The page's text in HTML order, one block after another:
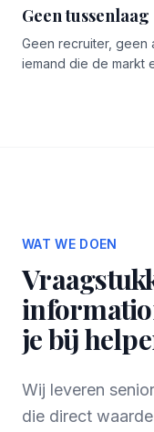
Geen tussenlaag
Geen recruiter, geen
iemand die de markt
WAT WE DOEN
je bij
Wij leveren
die direct